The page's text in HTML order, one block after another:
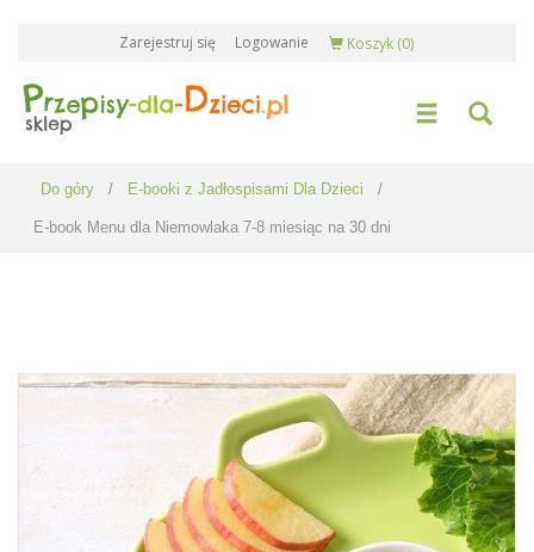
Zarejestruj się Logowanie Koszyk (0)
Do góry / E-booki z Jadłospisami Dla Dzieci /
E-book Menu dla Niemowlaka 7-8 miesiąc na 30 dni